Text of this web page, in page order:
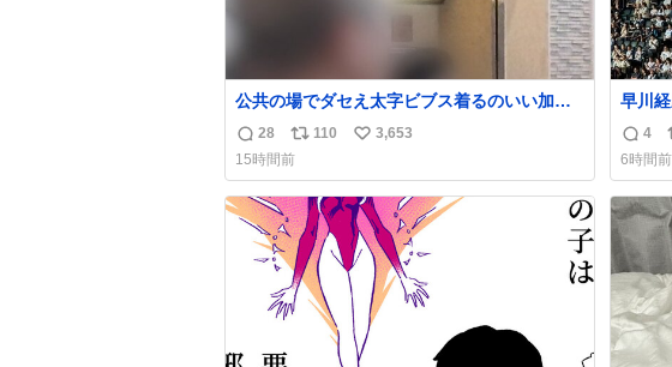
公共の場でダセえ太字ビブス着るのいい加減
やめない？
返
信
数
28
リ
ポ
ス
ト
数
110
い
ね
数
3,653
15時間前
早川
返
信
数
4
ポ
ト
6時間前